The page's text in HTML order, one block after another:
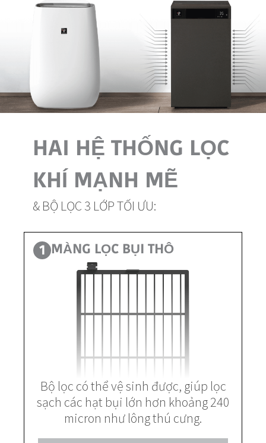
HAI HỆ THỐNG LỌC
KHÍ MẠNH MẼ
& BỘ LỌC 3 LỚP TỐI ƯU:
1 MÀNG LỌC BỤI THÔ
Bộ lọc có thể vệ sinh được, giúp lọc
sạch các hạt bụi lớn hơn khoảng 240
micron như lông thú cưng.